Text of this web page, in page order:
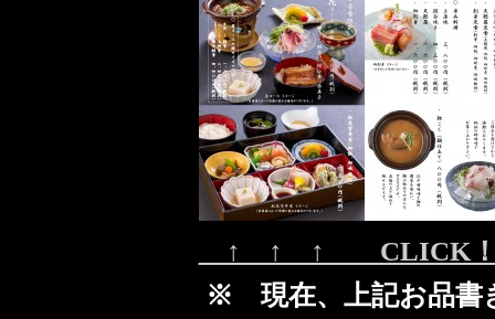
↑ ↑ ↑ CLICK
※ 現在、上記お品書